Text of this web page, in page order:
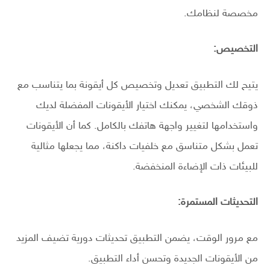
مخصصة لنظامك.
التخصيص:
يتيح لك التطبيق تعديل وتخصيص كل أيقونة بما يتناسب مع
ذوقك الشخصي، يمكنك اختيار الأيقونات المفضلة لديك
واستخدامها لتغيير واجهة هاتفك بالكامل. كما أن الأيقونات
تعمل بشكل متناسق مع خلفيات داكنة، مما يجعلها مثالية
للبيئات ذات الإضاءة المنخفضة.
التحديثات المستمرة:
مع مرور الوقت، يضمن التطبيق تحديثات دورية تضيف المزيد
من الأيقونات الجديدة وتحسن أداء التطبيق.